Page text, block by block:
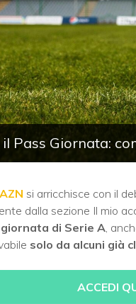
Pass Giornata:
si arricchisce con il
dalla sezione Il mio
di Serie A,
solo da alcuni già
ACCEDI